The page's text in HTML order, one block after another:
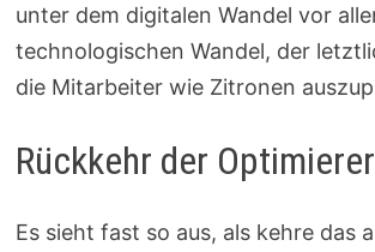
unter dem digitalen Wandel vor
technologischen Wandel, der
die Mitarbeiter wie Zitronen
Rückkehr der Optimierer
Es sieht fast so aus, als kehre das